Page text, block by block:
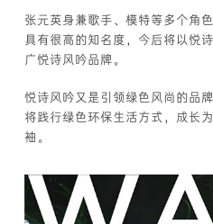
张元英身兼歌手、模特等多个角
具有很高的知名度，今后将以悦
广悦诗风吟品牌。
悦诗风吟又是引领绿色风尚的品
将践行绿色环保生活方式，成长
袖。